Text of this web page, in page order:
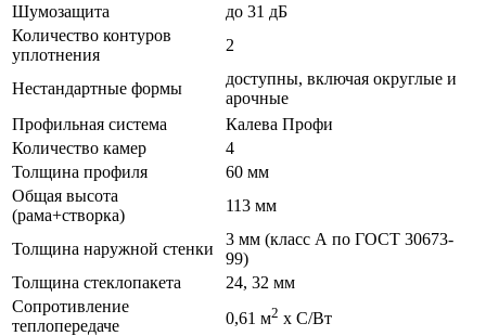
Шумозащита
до 31 дБ
Количество контуров
уплотнения
2
Нестандартные формы
доступны, включая округлые и
арочные
Профильная система
Калева Профи
Количество камер
4
Толщина профиля
60 мм
Общая высота
(рама+створка)
113 мм
Толщина наружной стенки
3 мм (класс А по ГОСТ 30673-
99)
Толщина стеклопакета
24, 32 мм
Сопротивление
теплопередаче
0,61 м2 х С/Вт